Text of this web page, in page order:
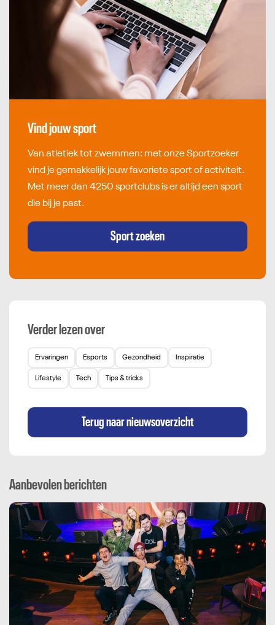
Vind jouw sport
Van atletiek tot zwemmen: met onze Sportzoeker
vind je gemakkelijk jouw favoriete sport of activiteit.
Met meer dan 4250 sportclubs is er altijd een sport
die bij je past.
Sport zoeken
Verder lezen over
Ervaringen Esports Gezondheid Inspiratie
Lifestyle Tech Tips & tricks
Terug naar nieuwsoverzicht
Aanbevolen berichten